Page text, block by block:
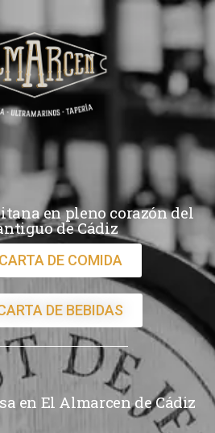
en pleno corazón del
de Cádiz
DE COMIDA
DE BEBIDAS
en El Almarcen de Cádiz